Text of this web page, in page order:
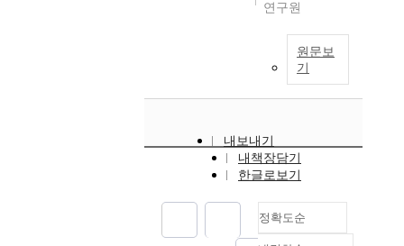
연구원
원문보
기
내보내기
내책장담기
한글로보기
정확도순